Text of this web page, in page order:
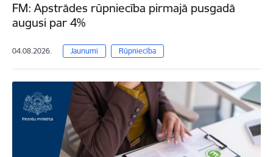
FM: Apstrādes rūpniecība pirmajā pusgadā
augusi par 4%
04.08.2026. Jaunumi Rūpniecība